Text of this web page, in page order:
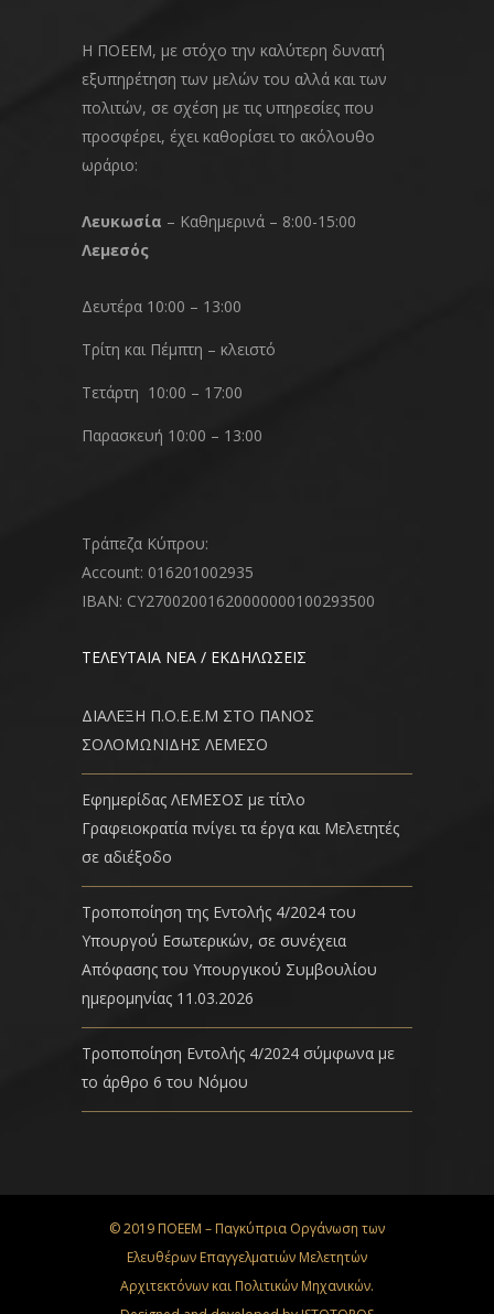
Η ΠΟΕΕΜ, με στόχο την καλύτερη δυνατή
εξυπηρέτηση των μελών του αλλά και των
πολιτών, σε σχέση με τις υπηρεσίες που
προσφέρει, έχει καθορίσει το ακόλουθο
ωράριο:
Λευκωσία – Καθημερινά – 8:00-15:00
Λεμεσός
Δευτέρα 10:00 – 13:00
Τρίτη και Πέμπτη – κλειστό
Τετάρτη 10:00 – 17:00
Παρασκευή 10:00 – 13:00
Τράπεζα Κύπρου:
Account: 016201002935
IBAN: CY27002001620000000100293500
ΤΕΛΕΥΤΑΙΑ ΝΕΑ / ΕΚΔΗΛΩΣΕΙΣ
ΔΙΑΛΕΞΗ Π.Ο.Ε.Ε.Μ ΣΤΟ ΠΑΝΟΣ
ΣΟΛΟΜΩΝΙΔΗΣ ΛΕΜΕΣΟ
Εφημερίδας ΛΕΜΕΣΟΣ με τίτλο
Γραφειοκρατία πνίγει τα έργα και Μελετητές
σε αδιέξοδο
Τροποποίηση της Εντολής 4/2024 του
Υπουργού Εσωτερικών, σε συνέχεια
Απόφασης του Υπουργικού Συμβουλίου
ημερομηνίας 11.03.2026
Τροποποίηση Εντολής 4/2024 σύμφωνα με
το άρθρο 6 του Νόμου
© 2019 ΠΟΕΕΜ – Παγκύπρια Οργάνωση των
Ελευθέρων Επαγγελματιών Μελετητών
Αρχιτεκτόνων και Πολιτικών Μηχανικών.